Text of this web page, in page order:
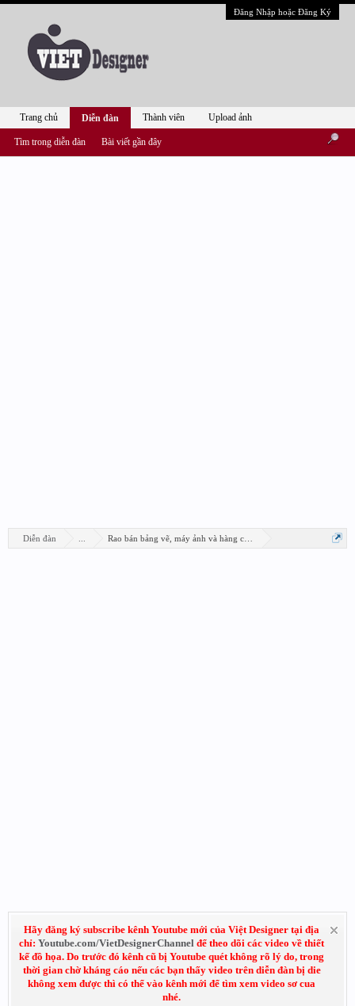
Đăng Nhập hoặc Đăng Ký
Diễn đàn Rao bán bảng vẽ, máy ảnh và hàng công nghệ khác
Hãy đăng ký subscribe kênh Youtube mới của Việt Designer tại địa
chỉ: Youtube.com/VietDesignerChannel để theo dõi các video về thiết
kế đồ họa. Do trước đó kênh cũ bị Youtube quét không rõ lý do, trong
thời gian chờ kháng cáo nếu các bạn thấy video trên diễn đàn bị die
không xem được thì có thể vào kênh mới để tìm xem video sơ cua
nhé.
Trang chủ Diễn đàn
Tìm trong diễn đàn Bài viết gần đây
Thành viên Upload ảnh